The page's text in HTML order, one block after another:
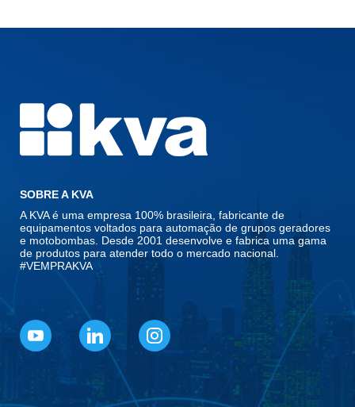
SOBRE A KVA
A KVA é uma empresa 100% brasileira, fabricante de
equipamentos voltados para automação de grupos geradores
e motobombas. Desde 2001 desenvolve e fabrica uma gama
de produtos para atender todo o mercado nacional.
#VEMPRAKVA